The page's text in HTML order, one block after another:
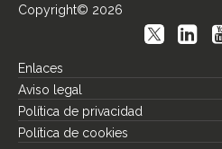
Copyright© 2026
Enlaces
Aviso legal
Política de privacidad
Política de cookies